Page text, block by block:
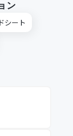
ン
シート